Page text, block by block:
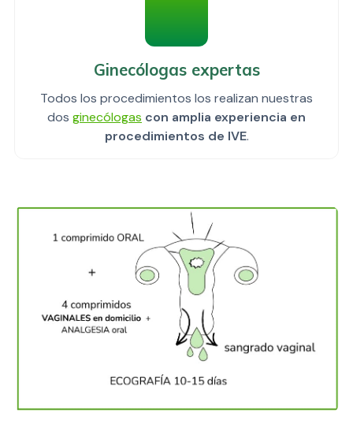
Ginecólogas expertas
Todos los procedimientos los realizan nuestras
dos ginecólogas con amplia experiencia en
procedimientos de IVE.